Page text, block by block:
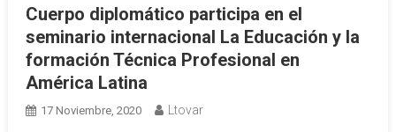
Cuerpo diplomático participa en el
seminario internacional La Educación y la
formación Técnica Profesional en
América Latina
17 Noviembre, 2020 Ltovar